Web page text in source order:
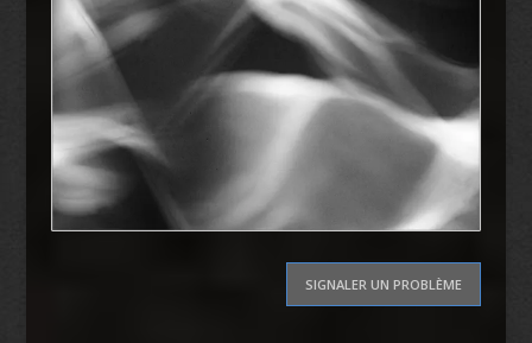
SIGNALER UN PROBLÈME